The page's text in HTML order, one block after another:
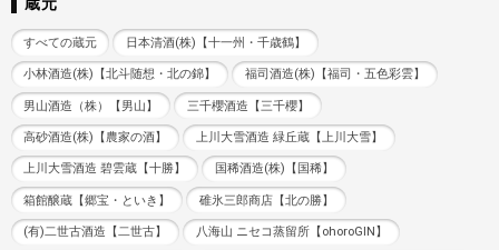
蔵元
すべての蔵元 日本清酒(株)【十一州・千歳鶴】
小林酒造(株)【北斗随想・北の錦】 福司酒造(株)【福司・五色彩雲】
男山酒造（株）【男山】 三千櫻酒造【三千櫻】
高砂酒造(株)【農家の酒】 上川大雪酒造 緑丘蔵【上川大雪】
上川大雪酒造 碧雲蔵【十勝】 国稀酒造(株)【国稀】
箱館醸蔵【郷宝・といき】 碓氷三郎商店【北の勝】
(有)二世古酒造【二世古】 八海山 ニセコ蒸留所【ohoroGIN】